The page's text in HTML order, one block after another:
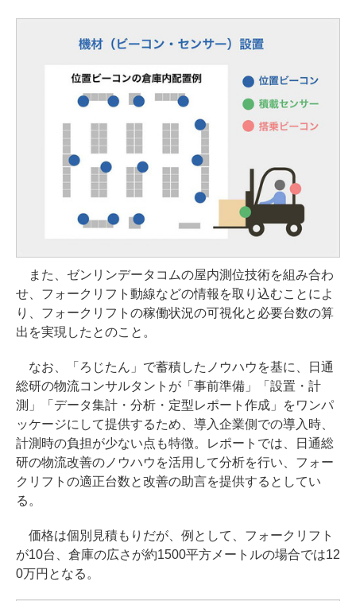
また、ゼンリンデータコムの屋内測位技術を組み合わ
せ、フォークリフト動線などの情報を取り込むことによ
り、フォークリフトの稼働状況の可視化と必要台数の算
出を実現したとのこと。
なお、「ろじたん」で蓄積したノウハウを基に、日通
総研の物流コンサルタントが「事前準備」「設置・計
測」「データ集計・分析・定型レポート作成」をワンパ
ッケージにして提供するため、導入企業側での導入時、
計測時の負担が少ない点も特徴。レポートでは、日通総
研の物流改善のノウハウを活用して分析を行い、フォー
クリフトの適正台数と改善の助言を提供するとしてい
る。
価格は個別見積もりだが、例として、フォークリフト
が10台、倉庫の広さが約1500平方メートルの場合では12
0万円となる。